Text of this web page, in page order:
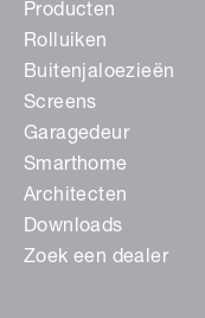
Producten
Rolluiken
Buitenjaloezieën
Screens
Garagedeur
Smarthome
Architecten
Downloads
Zoek een dealer